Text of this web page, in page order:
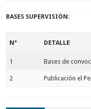
BASES SUPERVISIÓN:
Nº DETALLE
1 Bases de
2 Publicación el